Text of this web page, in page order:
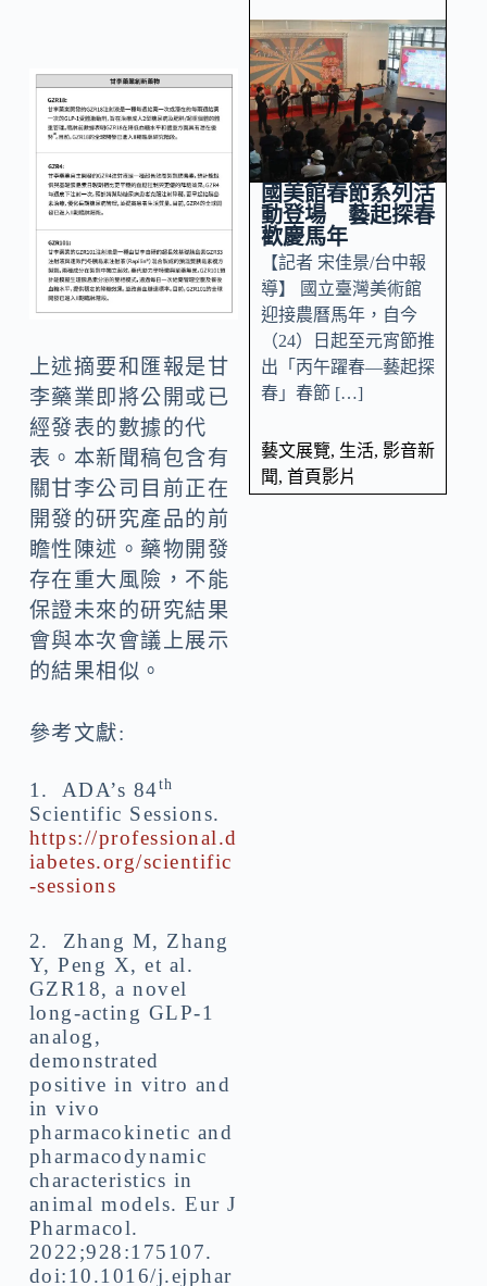
上述摘要和匯報是甘
李藥業即將公開或已
經發表的數據的代
表。本新聞稿包含有
關甘李公司目前正在
開發的研究產品的前
瞻性陳述。藥物開發
存在重大風險，不能
保證未來的研究結果
會與本次會議上展示
的結果相似。
參考文獻:
1. ADA’s 84th
Scientific Sessions.
https://professional.d
iabetes.org/scientific
-sessions
2. Zhang M, Zhang
Y, Peng X, et al.
GZR18, a novel
long-acting GLP-1
analog,
demonstrated
positive in vitro and
in vivo
pharmacokinetic and
pharmacodynamic
characteristics in
animal models. Eur J
Pharmacol.
2022;928:175107.
doi:10.1016/j.ejphar
國美館春節系列活
動登場 藝起探春
歡慶馬年
【記者 宋佳景/台中報
導】 國立臺灣美術館
迎接農曆馬年，自今
（24）日起至元宵節推
出「丙午躍春—藝起探
春」春節 […]
藝文展覽, 生活, 影音新
聞, 首頁影片